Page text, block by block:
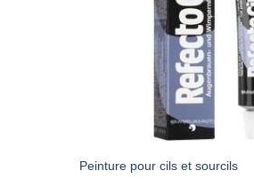
Peinture pour cils et sourcils